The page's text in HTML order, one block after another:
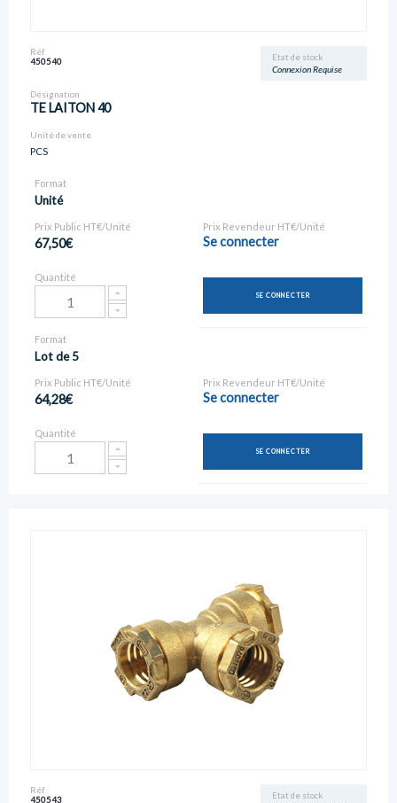
Etat de stock
Connexion Requise
Réf
450540
Désignation
TE LAITON 40
Unité de vente
PCS
Format
Unité
Prix Public HT€/Unité
67,50€
Prix Revendeur HT€/Unité
Se connecter
Quantité
SE CONNECTER
Format
Lot de 5
Prix Public HT€/Unité
64,28€
Prix Revendeur HT€/Unité
Se connecter
Quantité
SE CONNECTER
Etat de stock
Réf
450543